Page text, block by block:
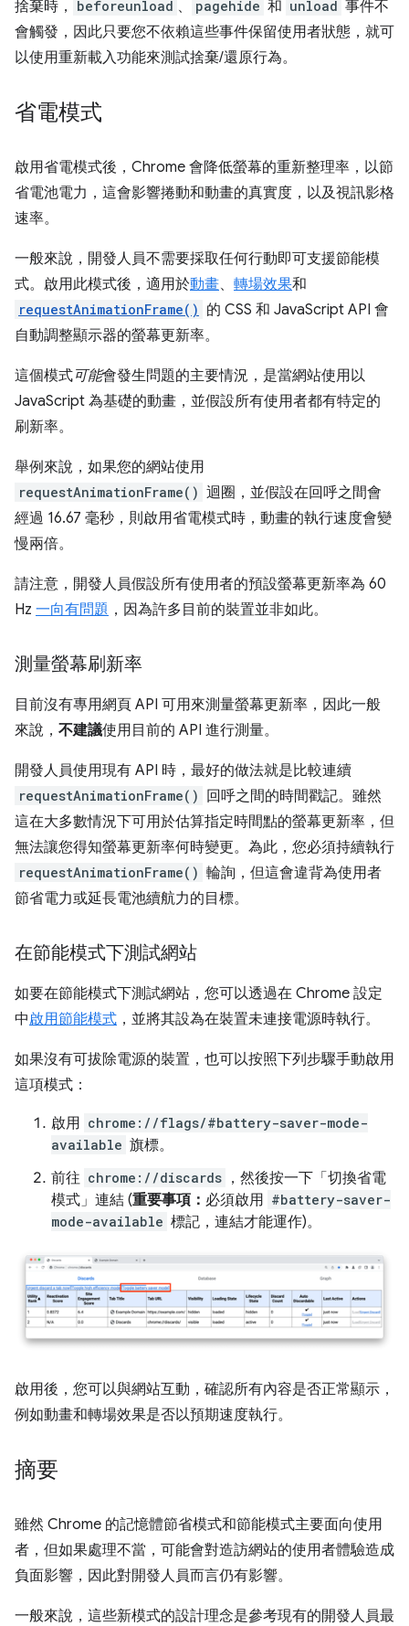
捨棄時， beforeunload 、 pagehide 和 unload 事件不
會觸發，因此只要您不依賴這些事件保留使用者狀態，就可
以使用重新載入功能來測試捨棄/還原行為。
省電模式
啟用省電模式後，Chrome 會降低螢幕的重新整理率，以節
省電池電力，這會影響捲動和動畫的真實度，以及視訊影格
速率。
一般來說，開發人員不需要採取任何行動即可支援節能模
式。啟用此模式後，適用於動畫、 轉場效果和
requestAnimationFrame() 的 CSS 和 JavaScript API 會
自動調整顯示器的螢幕更新率。
這個模式可能會發生問題的主要情況，是當網站使用以
JavaScript 為基礎的動畫，並假設所有使用者都有特定的
刷新率。
舉例來說，如果您的網站使用
requestAnimationFrame() 迴圈，並假設在回呼之間會
經過 16.67 毫秒，則啟用省電模式時，動畫的執行速度會變
慢兩倍。
請注意，開發人員假設所有使用者的預設螢幕更新率為 60
Hz 一向有問題 ，因為許多目前的裝置並非如此。
測量螢幕刷新率
目前沒有專用網頁 API 可用來測量螢幕更新率，因此一般
來說， 不建議使用目前的 API 進行測量。
開發人員使用現有 API 時，最好的做法就是比較連續
requestAnimationFrame()
回呼之間的時間戳記。雖然
這在大多數情況下可用於估算指定時間點的螢幕更新率，但
無法讓您得知螢幕更新率何時變更。為此，您必須持續執行
requestAnimationFrame() 輪詢，但這會違背為使用者
節省電力或延長電池續航力的目標。
在節能模式下測試網站
如要在節能模式下測試網站，您可以透過在 Chrome 設定
中啟用節能模式 ，並將其設為在裝置未連接電源時執行。
如果沒有可拔除電源的裝置，也可以按照下列步驟手動啟用
這項模式：
啟用 chrome://flags/#battery-saver-mode-
available 旗標。
前往 chrome://discards ，然後按一下「切換省電
模式」 連結 (重要事項： 必須啟用 #battery-saver-
mode-available 標記，連結才能運作)。
啟用後，您可以與網站互動，確認所有內容是否正常顯示，
例如動畫和轉場效果是否以預期速度執行。
摘要
雖然 Chrome 的記憶體節省模式和節能模式主要面向使用
者，但如果處理不當，可能會對造訪網站的使用者體驗造成
負面影響，因此對開發人員而言仍有影響。
一般來說，這些新模式的設計理念是參考現有的開發人員最